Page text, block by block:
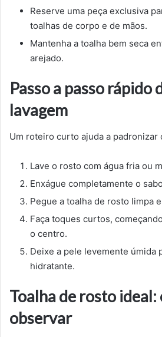
Reserve uma peça exclusiva
toalhas de corpo e de mãos.
Mantenha a toalha bem seca
arejado.
Passo a passo rápido
lavagem
Um roteiro curto ajuda a padronizar
Lave o rosto com água fria ou
Enxágue completamente o
Pegue a toalha de rosto limpa
Faça toques curtos,
o centro.
Deixe a pele levemente úmida
hidratante.
Toalha de rosto ideal:
observar